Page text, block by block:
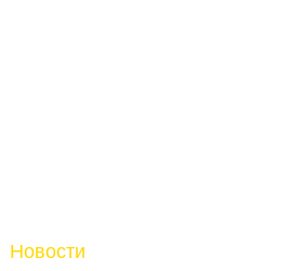
Новости